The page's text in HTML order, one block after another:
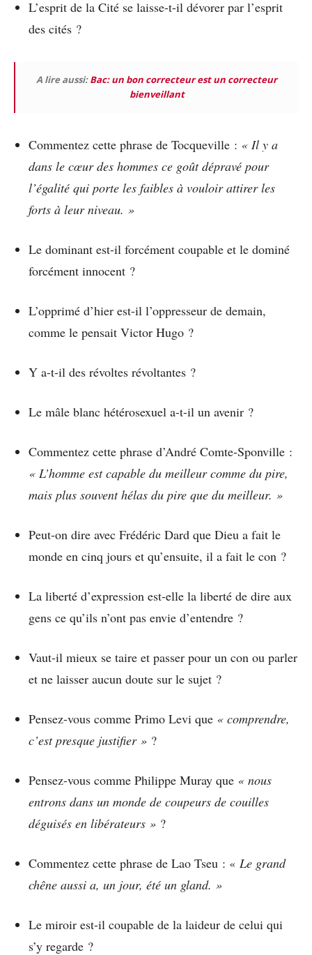
L’esprit de la Cité se laisse-t-il dévorer par l’esprit
des cités ?
A lire aussi:Bac: un bon correcteur est un correcteur
bienveillant
Commentez cette phrase de Tocqueville : « Il y a
dans le cœur des hommes ce goût dépravé pour
l’égalité qui porte les faibles à vouloir attirer les
forts à leur niveau. »
Le dominant est-il forcément coupable et le dominé
forcément innocent ?
L’opprimé d’hier est-il l’oppresseur de demain,
comme le pensait Victor Hugo ?
Y a-t-il des révoltes révoltantes ?
Le mâle blanc hétérosexuel a-t-il un avenir ?
Commentez cette phrase d’André Comte-Sponville :
« L’homme est capable du meilleur comme du pire,
mais plus souvent hélas du pire que du meilleur. »
Peut-on dire avec Frédéric Dard que Dieu a fait le
monde en cinq jours et qu’ensuite, il a fait le con ?
La liberté d’expression est-elle la liberté de dire aux
gens ce qu’ils n’ont pas envie d’entendre ?
Vaut-il mieux se taire et passer pour un con ou parler
et ne laisser aucun doute sur le sujet ?
Pensez-vous comme Primo Levi que « comprendre,
c’est presque justifier » ?
Pensez-vous comme Philippe Muray que « nous
entrons dans un monde de coupeurs de couilles
déguisés en libérateurs » ?
Commentez cette phrase de Lao Tseu : « Le grand
chêne aussi a, un jour, été un gland. »
Le miroir est-il coupable de la laideur de celui qui
s’y regarde ?